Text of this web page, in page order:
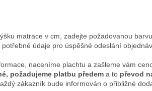
matrace v cm, zadejte požadovanou barvu.
údaje pro úspěšné odeslání
naceníme plachtu a zašleme vám
požadujeme platbu předem a to převod
zákazník bude informován o přibližné